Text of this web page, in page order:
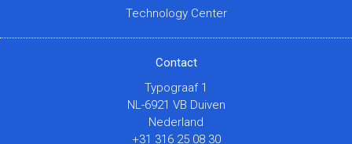
Technology Center
Contact
Typograaf 1
NL-6921 VB Duiven
Nederland
+31 316 25 08 30